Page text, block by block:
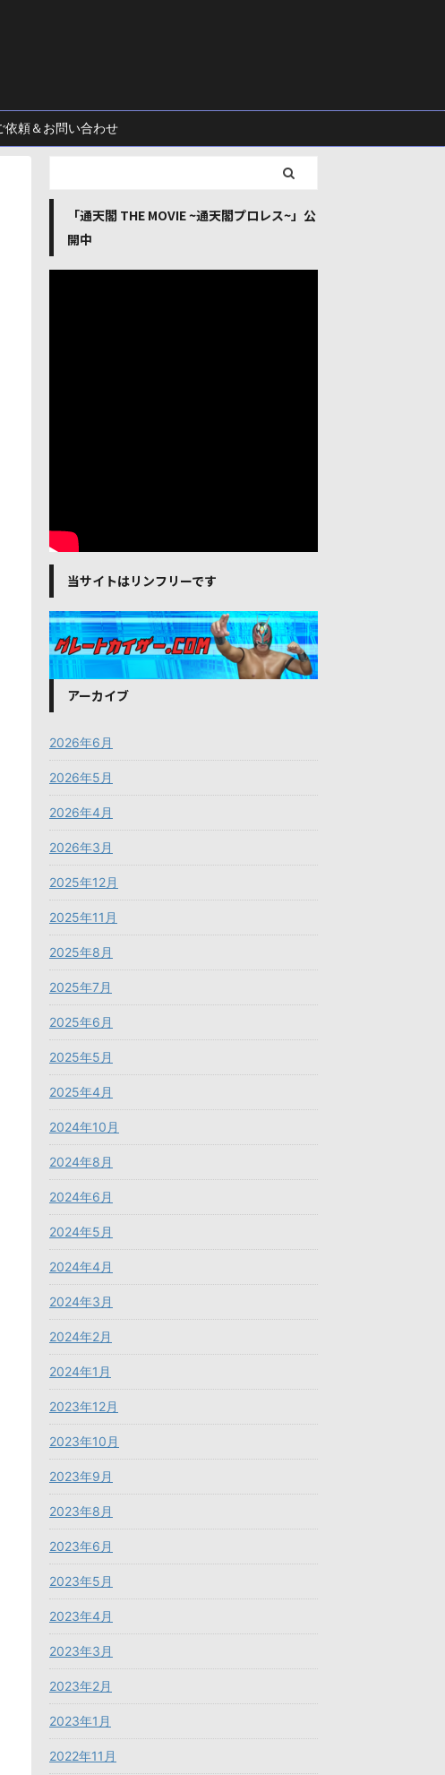
依頼＆お問い合わせ
「通天閣 THE MOVIE ~通天閣プロレス~」公
開中
当サイトはリンフリーです
アーカイブ
2026年6月
2026年5月
2026年4月
2026年3月
2025年12月
2025年11月
2025年8月
2025年7月
2025年6月
2025年5月
2025年4月
2024年10月
2024年8月
2024年6月
2024年5月
2024年4月
2024年3月
2024年2月
2024年1月
2023年12月
2023年10月
2023年9月
2023年8月
2023年6月
2023年5月
2023年4月
2023年3月
2023年2月
2023年1月
2022年11月